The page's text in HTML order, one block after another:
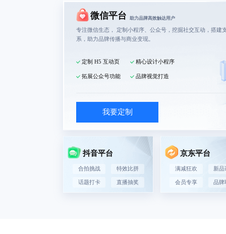
微信平台 助力品牌高效触达用户
专注微信生态， 定制小程序 、公众号，挖掘社交互动，搭建
系，助力品牌传播与商业变现。
定制 H5 互动页 精心设计小程序
拓展公众号功能 品牌视觉打造
我要定制
抖音平台
合拍挑战 特效比拼
话题打卡 直播抽奖
京东平台
满减狂欢 新品
会员专享 品牌